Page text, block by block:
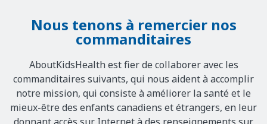
Nous tenons à remercier nos
commanditaires
AboutKidsHealth est fier de collaborer avec les
commanditaires suivants, qui nous aident à accomplir
notre mission, qui consiste à améliorer la santé et le
mieux-être des enfants canadiens et étrangers, en leur